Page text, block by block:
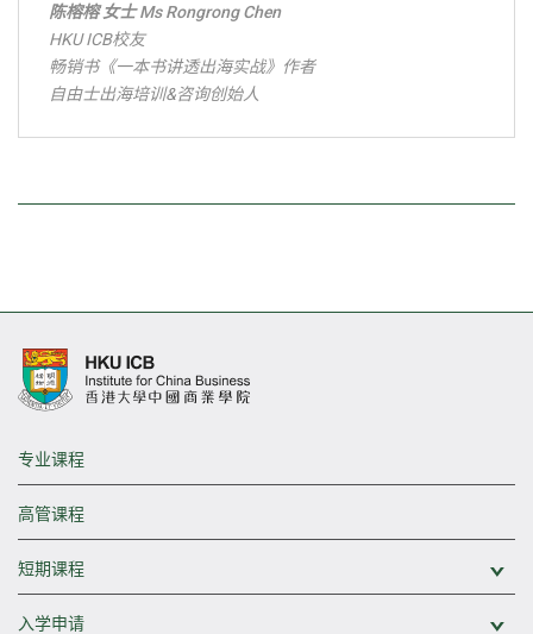
陈榕榕 女士 Ms Rongrong Chen
HKU ICB校友
畅销书《一本书讲透出海实战》作者
自由士出海培训&咨询创始人
专业课程
高管课程
短期课程
入学申请